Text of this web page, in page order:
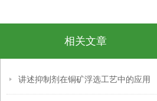
相关文章
讲述抑制剂在铜矿浮选工艺中的应用